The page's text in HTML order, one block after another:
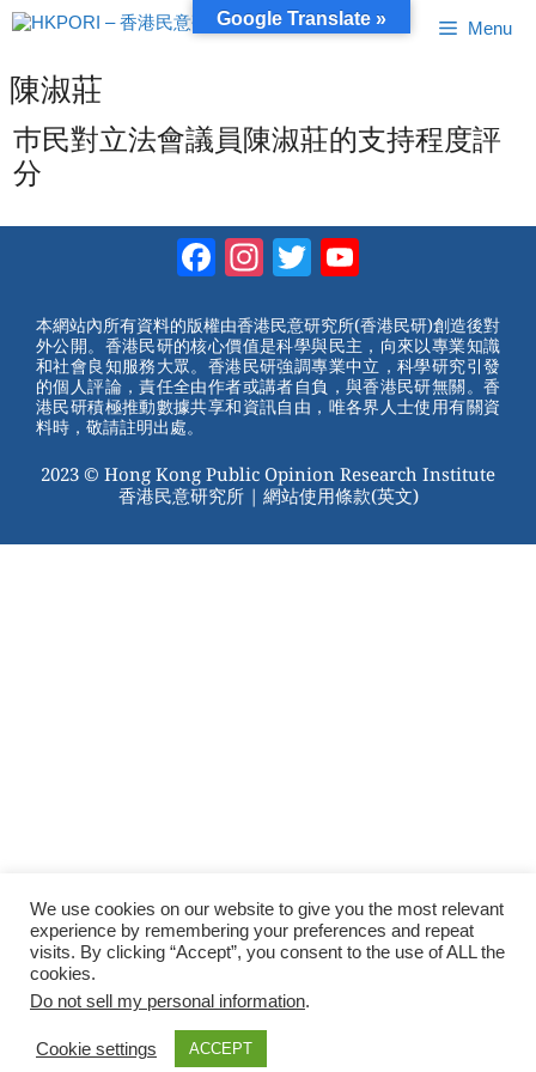
跳
至
容
Menu
陳淑莊
巿民對立法會議員陳淑莊的支持程度評
分
Facebook
Instagram
Twitter
本網站內所有資料的版權由香港民意研究所(香港民研)創造後對
外公開。香港民研的核心價值是科學與民主，向來以專業知識
和社會良知服務大眾。香港民研強調專業中立，科學研究引發
的個人評論，責任全由作者或講者自負，與香港民研無關。香
港民研積極推動數據共享和資訊自由，唯各界人士使用有關資
料時，敬請註明出處。
2023 © Hong Kong Public Opinion Research Institute
香港民意研究所 | 網站使用條款(英文)
We use cookies on our website to give you the most relevant
experience by remembering your preferences and repeat
visits. By clicking “Accept”, you consent to the use of ALL the
Do not sell my personal information
Google Translate »